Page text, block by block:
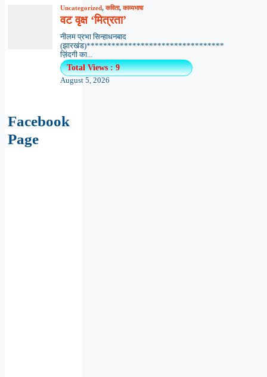
Uncategorized,कविता,काव्यभाषा
वट वृक्ष ‘मित्रता’
नीलम प्रभा सिन्हाधनबाद
(झारखंड)*********************************
ज़िंदगी का...
Total Views : 9
August 5, 2026
Facebook
Page